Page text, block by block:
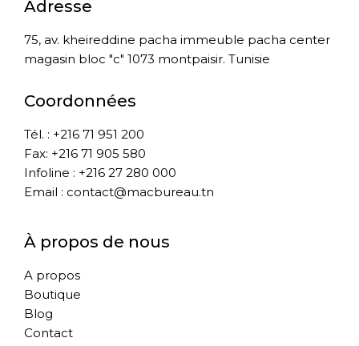
Adresse
75, av. kheireddine pacha immeuble pacha center
magasin bloc "c" 1073 montpaisir. Tunisie
Coordonnées
Tél. : +216 71 951 200
Fax: +216 71 905 580
Infoline : +216 27 280 000
Email : contact@macbureau.tn
À propos de nous
A propos
Boutique
Blog
Contact